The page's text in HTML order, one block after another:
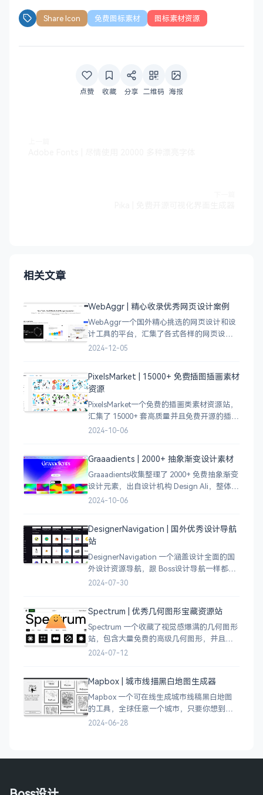
Share Icon 免费图标素材 图标素材资源
点赞 收藏 分享 二维码 海报
相关文章
WebAggr | 精心收录优秀网页设计案例
WebAggr一个国外精心挑选的网页设计和设
计工具的平台，汇集了各式各样的网页设计
案例，涵盖个人博客、时尚、设计、机构、
计，应
2024-12-05
PixelsMarket | 15000+ 免费插图插画素材
资源
PixelsMarket一个免费的插画类素材资源站，
汇集了 15000+ 套高质量并且免费开源的插图
插画和图标资源。
2024-10-06
Graaadients | 2000+ 抽象渐变设计素材
Graaadients收集整理了 2000+ 免费抽象渐变
设计元素，出自设计机构 Design Ali，整体渐
变色比较鲜艳，更像是 AI 生成的元素，需要
2024-10-06
DesignerNavigation | 国外优秀设计导航
站
DesignerNavigation 一个涵盖设计全面的国
外设计资源导航，跟 Boss设计导航一样都是
分门别类的划分设计灵感、资讯、UI 资源、
2024-07-30
Spectrum | 优秀几何图形宝藏资源站
Spectrum 一个收藏了视觉感爆满的几何图形
站，包含大量免费的高级几何图形，并且每
周都会更新 100 个几何图案，不断的完善能
2024-07-12
Mapbox | 城市线描黑白地图生成器
Mapbox 一个可在线生成城市线稿黑白地图
的工具，全球任意一个城市，只要你想到的
城市，直接搜索城市名称，自动生成该城市
2024-06-28